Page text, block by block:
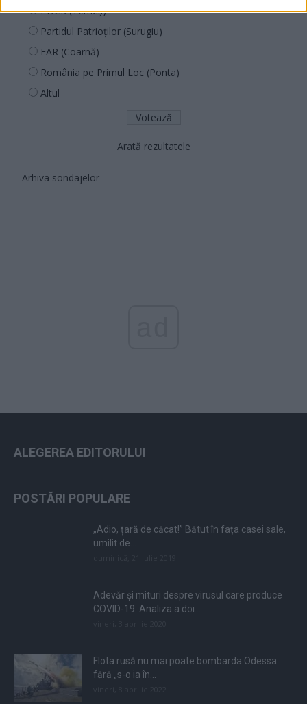
PNCR (Terheș)
Partidul Patrioților (Surugiu)
FAR (Coarnă)
România pe Primul Loc (Ponta)
Altul
Arată rezultatele
Arhiva sondajelor
ALEGEREA EDITORULUI
POSTĂRI POPULARE
„Adio, țară de căcat!” Bătut în fața casei sale,
umilit de...
Adevăr și mituri despre virusul care produce
COVID-19. Analiza a doi...
Flota rusă nu mai poate bombarda Odessa
fără „s-o ia în...